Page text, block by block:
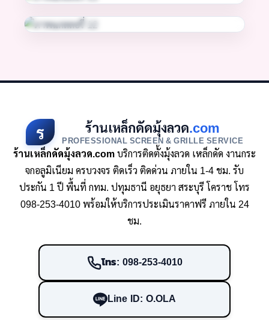
ร ร้านเหล็กดัดมุ้งลวด.com
PROFESSIONAL SCREEN & GRILLE SERVICE
ร้านเหล็กดัดมุ้งลวด.comบริการติดตั้งมุ้งลวด เหล็กดัด งานกระ
จกอลูมิเนียม ครบวงจร ติดเร็ว ติดด่วน ภายใน 1-4 ชม. รับ
ประกัน 1 ปี พื้นที่ กทม. ปทุมธานี อยุธยา สระบุรี โคราช โทร
098-253-4010 พร้อมให้บริการประเมินราคาฟรี ภายใน 24
ชม.
โทร: 098-253-4010
Line ID: O.OLA